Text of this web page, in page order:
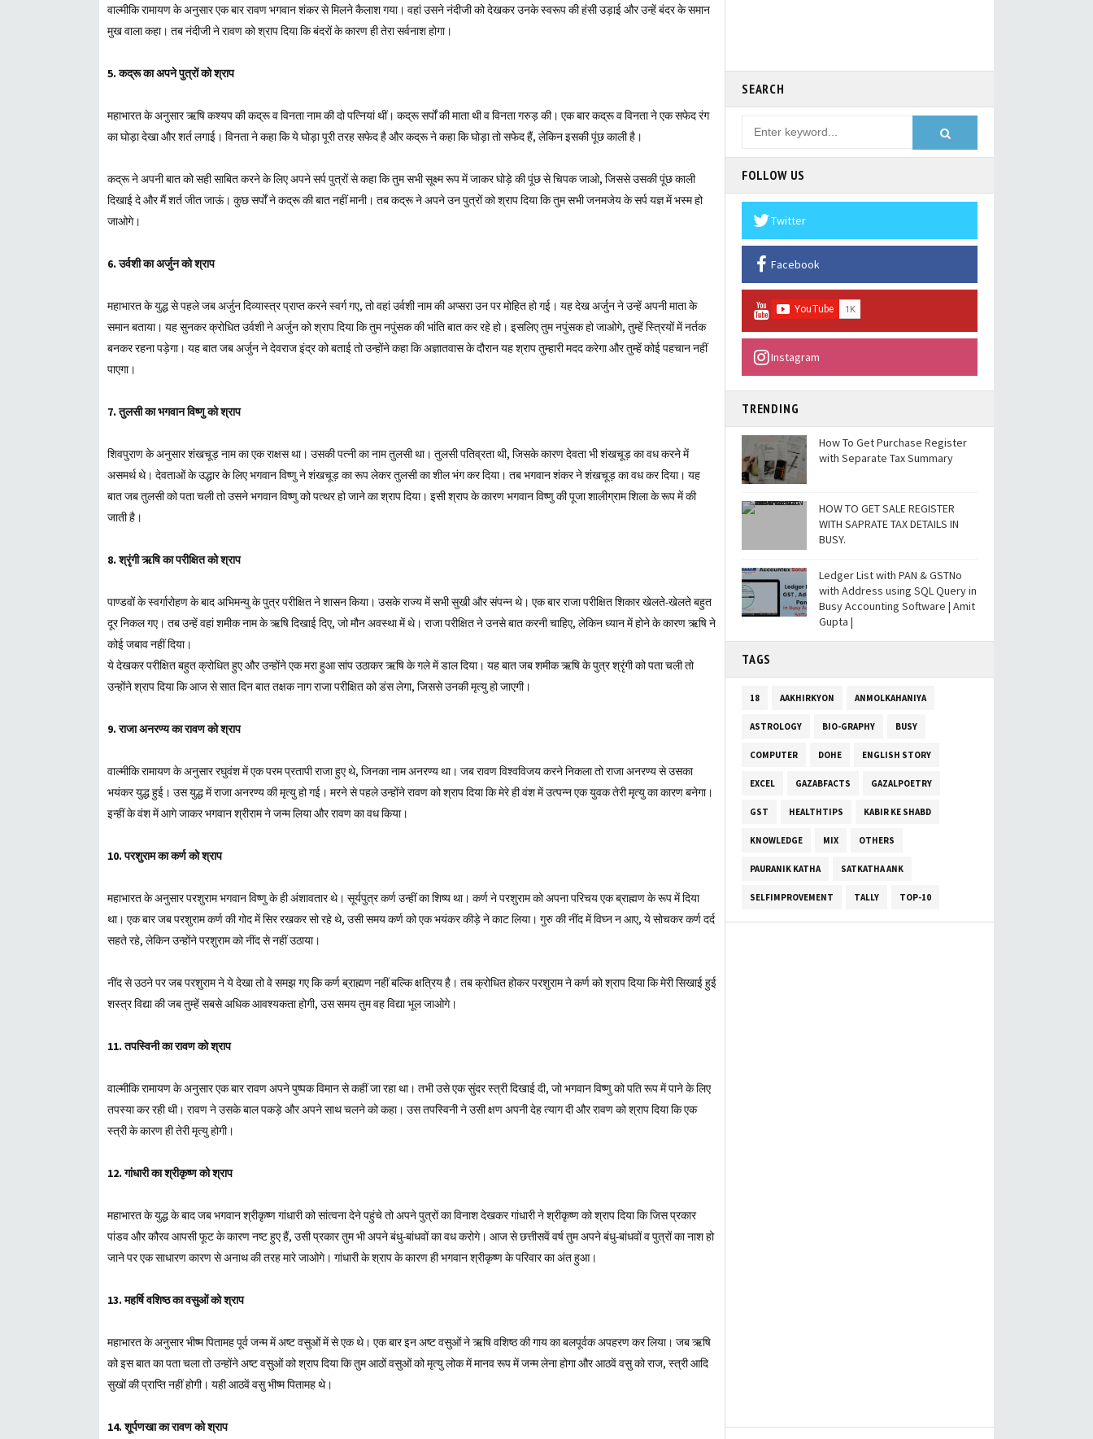
वाल्मीकि रामायण के अनुसार एक बार रावण भगवान शंकर से मिलने कैलाश गया। वहां उसने नंदीजी को देखकर उनके स्वरूप की हंसी उड़ाई और उन्हें बंदर के समान
मुख वाला कहा। तब नंदीजी ने रावण को श्राप दिया कि बंदरों के कारण ही तेरा सर्वनाश होगा।
5. कद्रू का अपने पुत्रों को श्राप
महाभारत के अनुसार ऋषि कश्यप की कद्रू व विनता नाम की दो पत्नियां थीं। कद्रू सर्पों की माता थी व विनता गरुड़ की। एक बार कद्रू व विनता ने एक सफेद रंग
का घोड़ा देखा और शर्त लगाई। विनता ने कहा कि ये घोड़ा पूरी तरह सफेद है और कद्रू ने कहा कि घोड़ा तो सफेद हैं, लेकिन इसकी पूंछ काली है।
कद्रू ने अपनी बात को सही साबित करने के लिए अपने सर्प पुत्रों से कहा कि तुम सभी सूक्ष्म रूप में जाकर घोड़े की पूंछ से चिपक जाओ, जिससे उसकी पूंछ काली
दिखाई दे और मैं शर्त जीत जाऊं। कुछ सर्पों ने कद्रू की बात नहीं मानी। तब कद्रू ने अपने उन पुत्रों को श्राप दिया कि तुम सभी जनमजेय के सर्प यज्ञ में भस्म हो
जाओगे।
6. उर्वशी का अर्जुन को श्राप
महाभारत के युद्ध से पहले जब अर्जुन दिव्यास्त्र प्राप्त करने स्वर्ग गए, तो वहां उर्वशी नाम की अप्सरा उन पर मोहित हो गई। यह देख अर्जुन ने उन्हें अपनी माता के
समान बताया। यह सुनकर क्रोधित उर्वशी ने अर्जुन को श्राप दिया कि तुम नपुंसक की भांति बात कर रहे हो। इसलिए तुम नपुंसक हो जाओगे, तुम्हें स्त्रियों में नर्तक
बनकर रहना पड़ेगा। यह बात जब अर्जुन ने देवराज इंद्र को बताई तो उन्होंने कहा कि अज्ञातवास के दौरान यह श्राप तुम्हारी मदद करेगा और तुम्हें कोई पहचान नहीं
पाएगा।
7. तुलसी का भगवान विष्णु को श्राप
शिवपुराण के अनुसार शंखचूड़ नाम का एक राक्षस था। उसकी पत्नी का नाम तुलसी था। तुलसी पतिव्रता थी, जिसके कारण देवता भी शंखचूड़ का वध करने में
असमर्थ थे। देवताओं के उद्धार के लिए भगवान विष्णु ने शंखचूड़ का रूप लेकर तुलसी का शील भंग कर दिया। तब भगवान शंकर ने शंखचूड़ का वध कर दिया। यह
बात जब तुलसी को पता चली तो उसने भगवान विष्णु को पत्थर हो जाने का श्राप दिया। इसी श्राप के कारण भगवान विष्णु की पूजा शालीग्राम शिला के रूप में की
जाती है।
8. श्रृंगी ऋषि का परीक्षित को श्राप
पाण्डवों के स्वर्गारोहण के बाद अभिमन्यु के पुत्र परीक्षित ने शासन किया। उसके राज्य में सभी सुखी और संपन्न थे। एक बार राजा परीक्षित शिकार खेलते-खेलते बहुत
दूर निकल गए। तब उन्हें वहां शमीक नाम के ऋषि दिखाई दिए, जो मौन अवस्था में थे। राजा परीक्षित ने उनसे बात करनी चाहिए, लेकिन ध्यान में होने के कारण ऋषि ने
कोई जबाव नहीं दिया।
ये देखकर परीक्षित बहुत क्रोधित हुए और उन्होंने एक मरा हुआ सांप उठाकर ऋषि के गले में डाल दिया। यह बात जब शमीक ऋषि के पुत्र श्रृंगी को पता चली तो
उन्होंने श्राप दिया कि आज से सात दिन बात तक्षक नाग राजा परीक्षित को डंस लेगा, जिससे उनकी मृत्यु हो जाएगी।
9. राजा अनरण्य का रावण को श्राप
वाल्मीकि रामायण के अनुसार रघुवंश में एक परम प्रतापी राजा हुए थे, जिनका नाम अनरण्य था। जब रावण विश्वविजय करने निकला तो राजा अनरण्य से उसका
भयंकर युद्ध हुई। उस युद्ध में राजा अनरण्य की मृत्यु हो गई। मरने से पहले उन्होंने रावण को श्राप दिया कि मेरे ही वंश में उत्पन्न एक युवक तेरी मृत्यु का कारण बनेगा।
इन्हीं के वंश में आगे जाकर भगवान श्रीराम ने जन्म लिया और रावण का वध किया।
10. परशुराम का कर्ण को श्राप
महाभारत के अनुसार परशुराम भगवान विष्णु के ही अंशावतार थे। सूर्यपुत्र कर्ण उन्हीं का शिष्य था। कर्ण ने परशुराम को अपना परिचय एक ब्राह्मण के रूप में दिया
था। एक बार जब परशुराम कर्ण की गोद में सिर रखकर सो रहे थे, उसी समय कर्ण को एक भयंकर कीड़े ने काट लिया। गुरु की नींद में विघ्न न आए, ये सोचकर कर्ण दर्द
सहते रहे, लेकिन उन्होंने परशुराम को नींद से नहीं उठाया।
नींद से उठने पर जब परशुराम ने ये देखा तो वे समझ गए कि कर्ण ब्राह्मण नहीं बल्कि क्षत्रिय है। तब क्रोधित होकर परशुराम ने कर्ण को श्राप दिया कि मेरी सिखाई हुई
शस्त्र विद्या की जब तुम्हें सबसे अधिक आवश्यकता होगी, उस समय तुम वह विद्या भूल जाओगे।
11. तपस्विनी का रावण को श्राप
वाल्मीकि रामायण के अनुसार एक बार रावण अपने पुष्पक विमान से कहीं जा रहा था। तभी उसे एक सुंदर स्त्री दिखाई दी, जो भगवान विष्णु को पति रूप में पाने के लिए
तपस्या कर रही थी। रावण ने उसके बाल पकड़े और अपने साथ चलने को कहा। उस तपस्विनी ने उसी क्षण अपनी देह त्याग दी और रावण को श्राप दिया कि एक
स्त्री के कारण ही तेरी मृत्यु होगी।
12. गांधारी का श्रीकृष्ण को श्राप
महाभारत के युद्ध के बाद जब भगवान श्रीकृष्ण गांधारी को सांत्वना देने पहुंचे तो अपने पुत्रों का विनाश देखकर गांधारी ने श्रीकृष्ण को श्राप दिया कि जिस प्रकार
पांडव और कौरव आपसी फूट के कारण नष्ट हुए हैं, उसी प्रकार तुम भी अपने बंधु-बांधवों का वध करोगे। आज से छत्तीसवें वर्ष तुम अपने बंधु-बांधवों व पुत्रों का नाश हो
जाने पर एक साधारण कारण से अनाथ की तरह मारे जाओगे। गांधारी के श्राप के कारण ही भगवान श्रीकृष्ण के परिवार का अंत हुआ।
13. महर्षि वशिष्ठ का वसुओं को श्राप
महाभारत के अनुसार भीष्म पितामह पूर्व जन्म में अष्ट वसुओं में से एक थे। एक बार इन अष्ट वसुओं ने ऋषि वशिष्ठ की गाय का बलपूर्वक अपहरण कर लिया। जब ऋषि
को इस बात का पता चला तो उन्होंने अष्ट वसुओं को श्राप दिया कि तुम आठों वसुओं को मृत्यु लोक में मानव रूप में जन्म लेना होगा और आठवें वसु को राज, स्त्री आदि
सुखों की प्राप्ति नहीं होगी। यही आठवें वसु भीष्म पितामह थे।
14. शूर्पणखा का रावण को श्राप
SEARCH
FOLLOW US
Twitter
Facebook
Instagram
TRENDING
How To Get Purchase Register
with Separate Tax Summary
HOW TO GET SALE REGISTER
WITH SAPRATE TAX DETAILS IN
BUSY.
Ledger List with PAN & GSTNo
with Address using SQL Query in
Busy Accounting Software | Amit
Gupta |
TAGS
18 AAKHIRKYON ANMOLKAHANIYA
ASTROLOGY BIO-GRAPHY BUSY
COMPUTER DOHE ENGLISH STORY
EXCEL GAZABFACTS GAZALPOETRY
GST HEALTHTIPS KABIR KE SHABD
KNOWLEDGE MIX OTHERS
PAURANIK KATHA SATKATHA ANK
SELFIMPROVEMENT TALLY TOP-10